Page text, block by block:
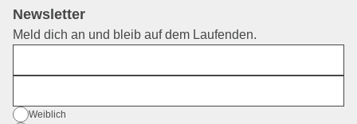
Newsletter
Meld dich an und bleib auf dem Laufenden.
Geschlecht
Weiblich